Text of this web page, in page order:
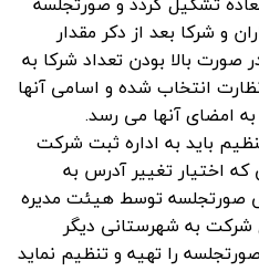
و شرکا بعد از دکر مقدار
صورت بالا بودن تعداد شرکا به
نظارت انتخاب شده و اسامی آنها
امضای آنها می رسد.
باید به اداره ثبت شرکت
اختیار تغییر آدرس به
صورتجلسه توسط هیئت مدیره
به شهرستانی دیگر
را تهیه و تنظیم نماید